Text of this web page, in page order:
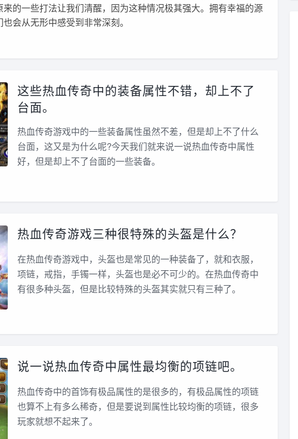
的一些打法让我们清醒，因为这种情况极其强大。拥有幸福的源
会从无形中感受到非常深刻。
这些热血传奇中的装备属性不错，却上不了
台面。
热血传奇游戏中的一些装备属性虽然不差，但是却上不了什么
台面，这又是为什么呢?今天我们就来说一说热血传奇中属性
好，但是却上不了台面的一些装备。
热血传奇游戏三种很特殊的头盔是什么？
在热血传奇游戏中，头盔也是常见的一种装备了，就和衣服，
项链，戒指，手镯一样，头盔也是必不可少的。在热血传奇中
有很多种头盔，但是比较特殊的头盔其实就只有三种了。
说一说热血传奇中属性最均衡的项链吧。
热血传奇中的首饰有极品属性的是很多的，有极品属性的项链
也算不上有多么稀奇，但是要说到属性比较均衡的项链，很多
玩家就想不起来了。